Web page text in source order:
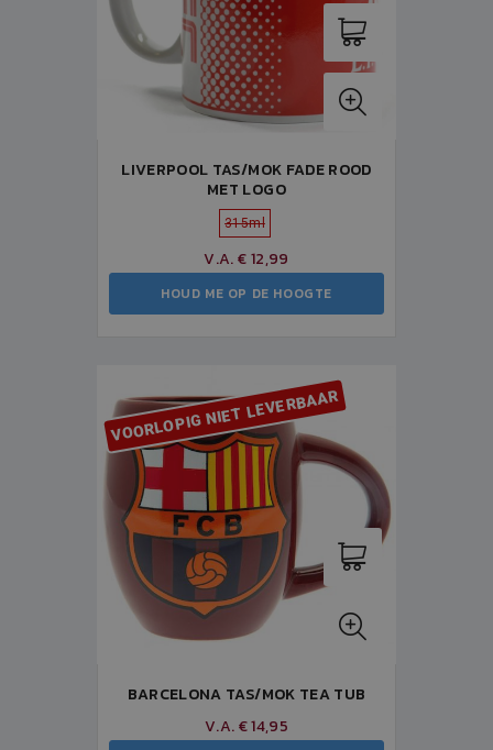
LIVERPOOL TAS/MOK FADE ROOD
MET LOGO
315ml
V.A. € 12,99
HOUD ME OP DE HOOGTE
VOORLOPIG NIET LEVERBAAR
BARCELONA TAS/MOK TEA TUB
V.A. € 14,95